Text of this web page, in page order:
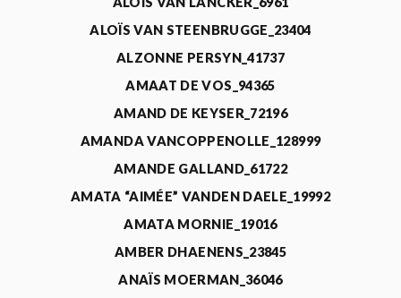
ALOÏS VAN STEENBRUGGE_23404
ALZONNE PERSYN_41737
AMAAT DE VOS_94365
AMAND DE KEYSER_72196
AMANDA VANCOPPENOLLE_128999
AMANDE GALLAND_61722
AMATA “AIMÉE” VANDEN DAELE_19992
AMATA MORNIE_19016
AMBER DHAENENS_23845
ANAÏS MOERMAN_36046